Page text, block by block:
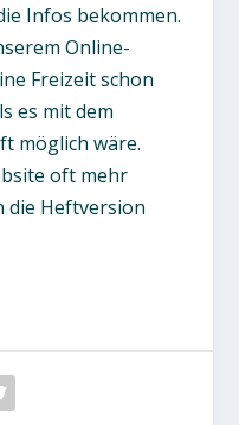
Infos bekommen.
Online-
Freizeit schon
es mit dem
möglich wäre.
oft mehr
die Heftversion